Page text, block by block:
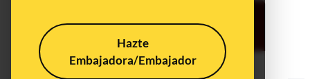
Hazte
Embajadora/Embajador
Las urgencias del Hospital Severo